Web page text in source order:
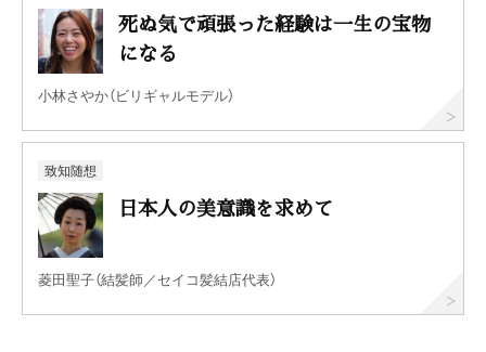
死ぬ気で頑張った経験は一生の宝物
になる
小林さやか（ビリギャルモデル）
致知随想
日本人の美意識を求めて
菱田聖子（結髪師／セイコ髪結店代表）